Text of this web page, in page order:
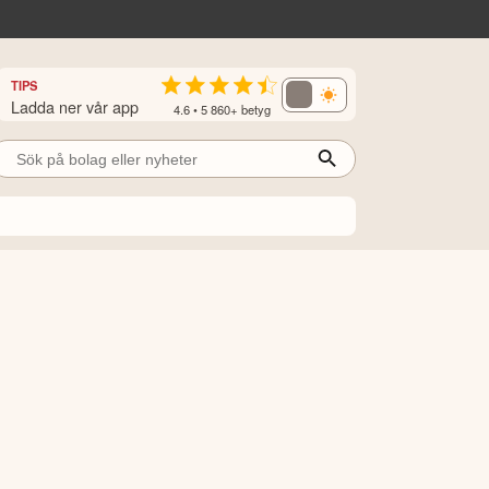
TIPS
Ladda ner vår app 4.6 • 5 860+ betyg